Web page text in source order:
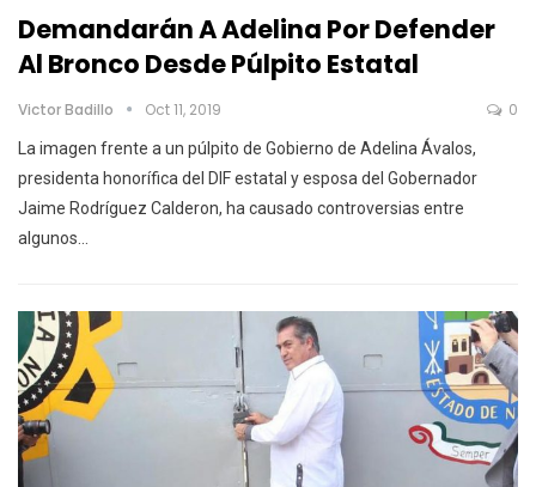
Demandarán A Adelina Por Defender
Al Bronco Desde Púlpito Estatal
Victor Badillo Oct 11, 2019 0
La imagen frente a un púlpito de Gobierno de Adelina Ávalos,
presidenta honorífica del DIF estatal y esposa del Gobernador
Jaime Rodríguez Calderon, ha causado controversias entre
algunos